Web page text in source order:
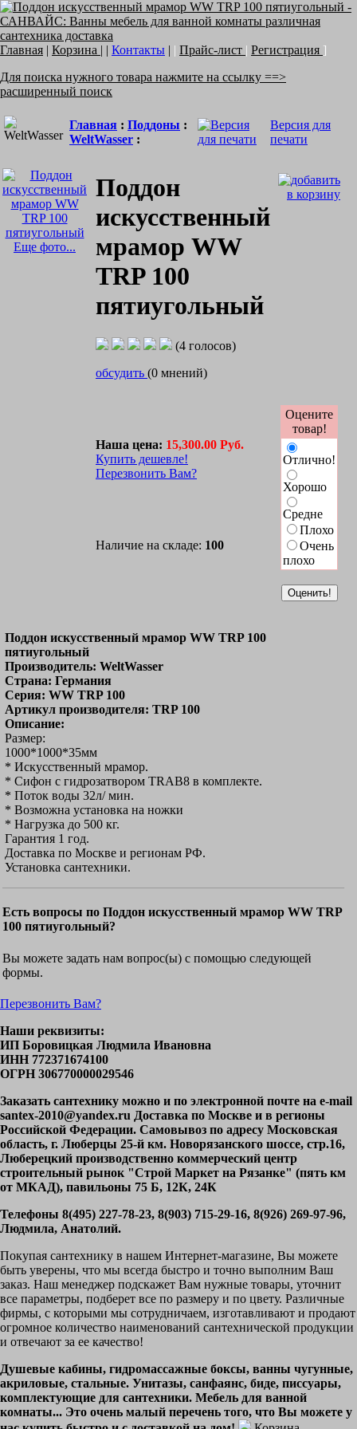
Главная | Корзина | | Контакты | | Прайс-лист | Регистрация ]
Для поиска нужного товара нажмите на ссылку ==>
расширенный поиск
Главная : Поддоны :
WeltWasser :
Версия для
печати
Еще фото...
Поддон
искусственный
мрамор WW
TRP 100
пятиугольный
(4 голосов)
обсудить (0 мнений)
Наша цена: 15,300.00 Руб.
Купить дешевле!
Перезвонить Вам?
Оцените
товар!
Отлично!
Хорошо
Средне
Плохо
Очень
плохо
Наличие на складе: 100
Поддон искусственный мрамор WW TRP 100
пятиугольный
Производитель: WeltWasser
Страна: Германия
Серия: WW TRP 100
Артикул производителя: TRP 100
Описание:
Размер:
1000*1000*35мм
* Искусственный мрамор.
* Сифон с гидрозатвором TRAB8 в комплекте.
* Поток воды 32л/ мин.
* Возможна установка на ножки
* Нагрузка до 500 кг.
Гарантия 1 год.
Доставка по Москве и регионам РФ.
Установка сантехники.
Есть вопросы по Поддон искусственный мрамор WW TRP
100 пятиугольный?
Вы можете задать нам вопрос(ы) с помощью следующей
формы.
Перезвонить Вам?
Наши реквизиты:
ИП Боровицкая Людмила Ивановна
ИНН 772371674100
ОГРН 306770000029546
Заказать сантехнику можно и по электронной почте на e-mail
santex-2010@yandex.ru Доставка по Москве и в регионы
Российской Федерации. Самовывоз по адресу Московская
область, г. Люберцы 25-й км. Новорязанского шоссе, стр.16,
Люберецкий производственно коммерческий центр
строительный рынок "Строй Маркет на Рязанке" (пять км
от МКАД), павильоны 75 Б, 12К, 24К
Телефоны 8(495) 227-78-23, 8(903) 715-29-16, 8(926) 269-97-96,
Людмила, Анатолий.
Покупая сантехнику в нашем Интернет-магазине, Вы можете
быть уверены, что мы всегда быстро и точно выполним Ваш
заказ. Наш менеджер подскажет Вам нужные товары, уточнит
все параметры, подберет все по размеру и по цвету. Различные
фирмы, с которыми мы сотрудничаем, изготавливают и продают
огромное количество наименований сантехнической продукции
и отвечают за ее качество!
Душевые кабины, гидромассажные боксы, ванны чугунные,
акриловые, стальные. Унитазы, санфаянс, биде, писсуары,
комплектующие для сантехники. Мебель для ванной
комнаты... Это очень малый перечень того, что Вы можете у